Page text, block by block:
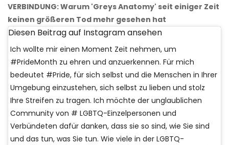
VERBINDUNG: Warum 'Greys Anatomy' seit einiger Zeit
keinen größeren Tod mehr gesehen hat
Diesen Beitrag auf Instagram ansehen
Ich wollte mir einen Moment Zeit nehmen, um
#PrideMonth zu ehren und anzuerkennen. Für mich
bedeutet #Pride, für sich selbst und die Menschen in Ihrer
Umgebung einzustehen, sich selbst zu lieben und stolz
Ihre Streifen zu tragen. Ich möchte der unglaublichen
Community von # LGBTQ-Einzelpersonen und
Verbündeten dafür danken, dass sie so sind, wie Sie sind
und das tun, was Sie tun. Wie viele in der LGBTQ-